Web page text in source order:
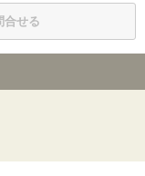
合せる